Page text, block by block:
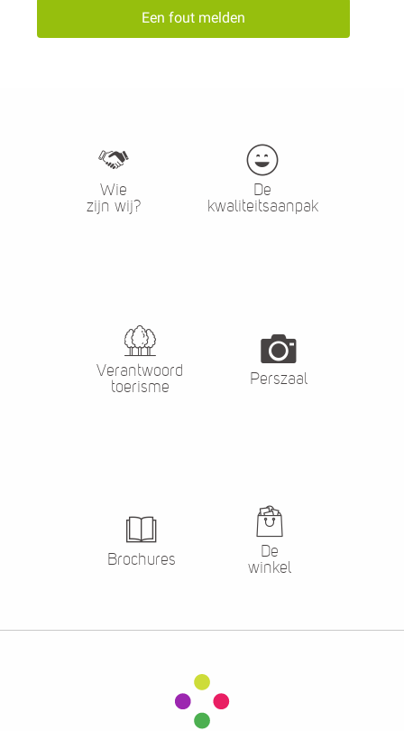
Een fout melden
Wie
zijn wij?
De
kwaliteitsaanpak
Verantwoord
toerisme
Perszaal
Brochures
De
winkel